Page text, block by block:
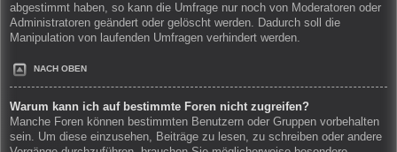
abgestimmt haben, so kann die Umfrage nur noch von Moderatoren oder
Administratoren geändert oder gelöscht werden. Dadurch soll die
Manipulation von laufenden Umfragen verhindert werden.
NACH OBEN
Warum kann ich auf bestimmte Foren nicht zugreifen?
Manche Foren können bestimmten Benutzern oder Gruppen vorbehalten
sein. Um diese einzusehen, Beiträge zu lesen, zu schreiben oder andere